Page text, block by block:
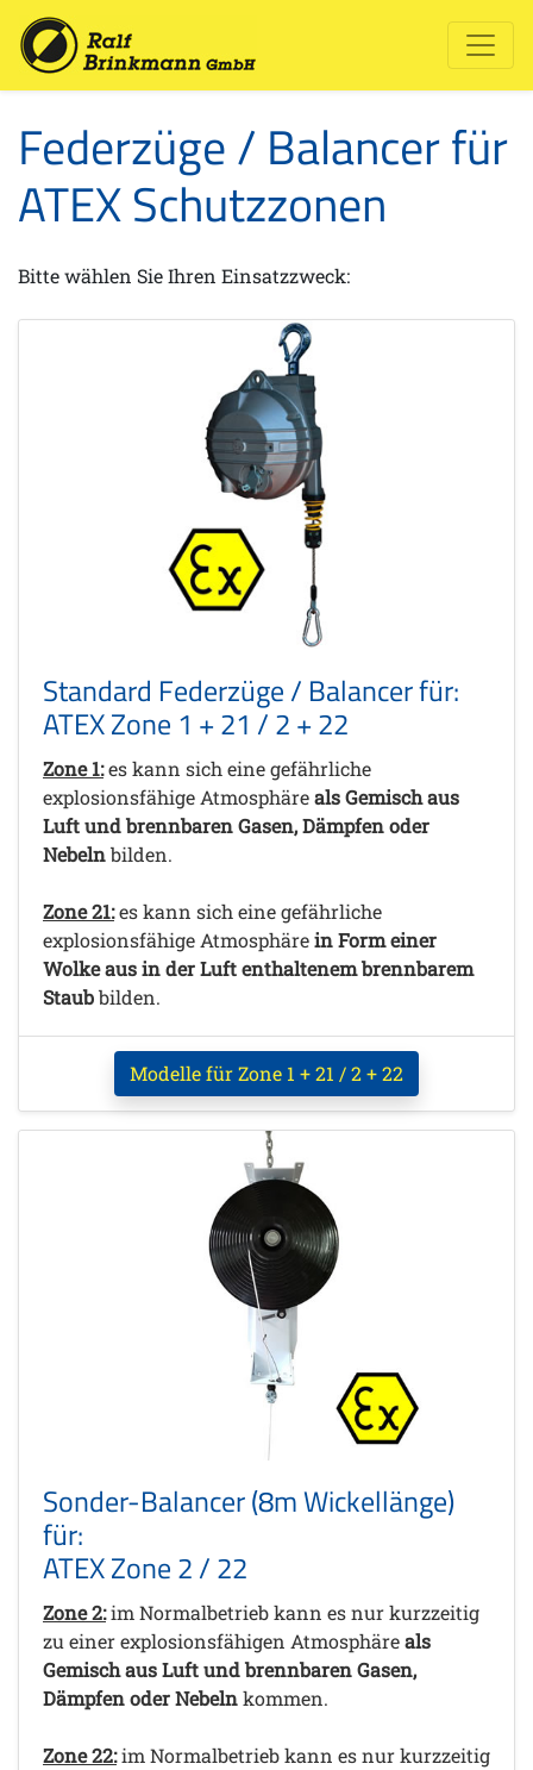
Federzüge / Balancer für
ATEX Schutzzonen
Bitte wählen Sie Ihren Einsatzzweck:
Standard Federzüge / Balancer für:
ATEX Zone 1 + 21 / 2 + 22
Zone 1:es kann sich eine gefährliche
explosionsfähige Atmosphäreals Gemisch aus
Luft und brennbaren Gasen, Dämpfen oder
Nebelnbilden.
Zone 21:es kann sich eine gefährliche
explosionsfähige Atmosphärein Form einer
Wolke aus in der Luft enthaltenem brennbarem
Staubbilden.
Modelle für Zone 1 + 21 / 2 + 22
Sonder-Balancer (8m Wickellänge)
für:
ATEX Zone 2 / 22
Zone 2:im Normalbetrieb kann es nur kurzzeitig
zu einer explosionsfähigen Atmosphäreals
Gemisch aus Luft und brennbaren Gasen,
Dämpfen oder Nebelnkommen.
Zone 22:im Normalbetrieb kann es nur kurzzeitig